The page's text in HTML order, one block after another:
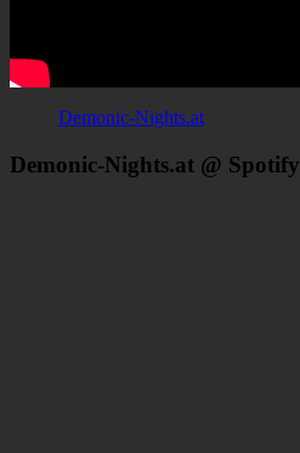
Demonic-Nights.at
Demonic-Nights.at @ Spotify